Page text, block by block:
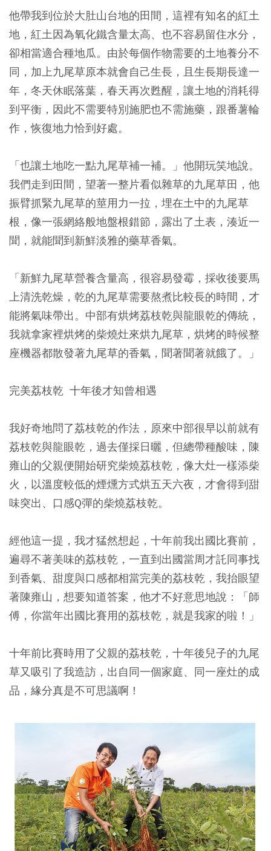
他帶我到位於大肚山台地的田間，這裡有知名的紅土
地，紅土因為氧化鐵含量太高、也不容易留住水分，
卻相當適合種地瓜。由於每個作物需要的土地養分不
同，加上九尾草原本就會自己生長，且生長期長達一
年，冬天休眠落葉，春天再次甦醒，讓土地的消耗得
到平衡，因此不需要特別施肥也不需施藥，跟番薯輪
作，恢復地力恰到好處。
「也讓土地吃一點九尾草補一補。」他開玩笑地說。
我們走到田間，望著一整片看似雜草的九尾草田，他
振臂抓緊九尾草的莖用力一拉，埋在土中的九尾草
根，像一張網絡般地盤根錯節，露出了土表，湊近一
聞，就能聞到新鮮淡雅的藥草香氣。
「新鮮九尾草營養含量高，很容易發霉，採收後要馬
上清洗乾燥，乾的九尾草需要熬煮比較長的時間，才
能將氣味帶出。中部有烘烤荔枝乾與龍眼乾的傳統，
我就拿家裡烘烤的柴燒灶來烘九尾草，烘烤的時候整
座機器都散發著九尾草的香氣，聞著聞著就餓了。」
完美荔枝乾 十年後才知曾相遇
我好奇地問了荔枝乾的作法，原來中部很早以前就有
荔枝乾與龍眼乾，過去僅採日曬，但總帶種酸味，陳
雍山的父親便開始研究柴燒荔枝乾，像大灶一樣添柴
火，以溫度較低的煙燻方式烘五天六夜，才會得到甜
味突出、口感Q彈的柴燒荔枝乾。
經他這一提，我才猛然想起，十年前我出國比賽前，
遍尋不著美味的荔枝乾，一直到出國當周才託同事找
到香氣、甜度與口感都相當完美的荔枝乾，我抬眼望
著陳雍山，想要知道答案，他才不好意思地說：「師
傅，你當年出國比賽用的荔枝乾，就是我家的啦！」
十年前比賽時用了父親的荔枝乾，十年後兒子的九尾
草又吸引了我造訪，出自同一個家庭、同一座灶的成
品，緣分真是不可思議啊！